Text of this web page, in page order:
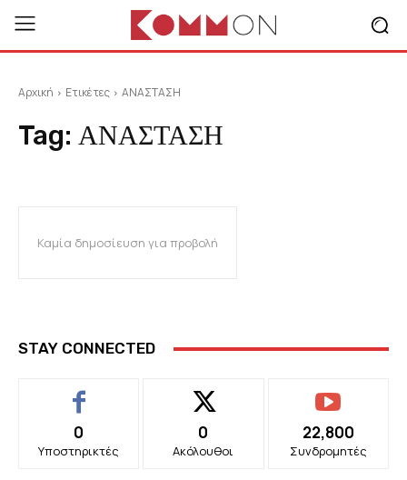
Αρχική Ετικέτες ΑΝΑΣΤΑΣΗ
Tag: ΑΝΑΣΤΑΣΗ
Καμία δημοσίευση για προβολή
STAY CONNECTED
0
Υποστηρικτές
0
Ακόλουθοι
22,800
Συνδρομητές